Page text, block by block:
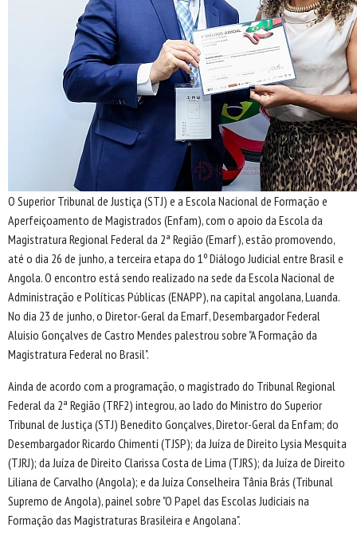
O Superior Tribunal de Justiça (STJ) e a Escola Nacional de Formação e
Aperfeiçoamento de Magistrados (Enfam), com o apoio da Escola da
Magistratura Regional Federal da 2ª Região (Emarf), estão promovendo,
até o dia 26 de junho, a terceira etapa do 1º Diálogo Judicial entre Brasil e
Angola. O encontro está sendo realizado na sede da Escola Nacional de
Administração e Políticas Públicas (ENAPP), na capital angolana, Luanda.
No dia 23 de junho, o Diretor-Geral da Emarf, Desembargador Federal
Aluisio Gonçalves de Castro Mendes palestrou sobre "A Formação da
Magistratura Federal no Brasil".
Ainda de acordo com a programação, o magistrado do Tribunal Regional
Federal da 2ª Região (TRF2) integrou, ao lado do Ministro do Superior
Tribunal de Justiça (STJ) Benedito Gonçalves, Diretor-Geral da Enfam; do
Desembargador Ricardo Chimenti (TJSP); da Juíza de Direito Lysia Mesquita
(TJRJ); da Juíza de Direito Clarissa Costa de Lima (TJRS); da Juíza de Direito
Liliana de Carvalho (Angola); e da Juíza Conselheira Tânia Brás (Tribunal
Supremo de Angola), painel sobre "O Papel das Escolas Judiciais na
Formação das Magistraturas Brasileira e Angolana".